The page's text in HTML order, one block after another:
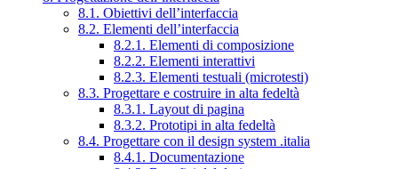
8.1. Obiettivi dell’interfaccia
8.2. Elementi dell’interfaccia
8.2.1. Elementi di composizione
8.2.2. Elementi interattivi
8.2.3. Elementi testuali (microtesti)
8.3. Progettare e costruire in alta fedeltà
8.3.1. Layout di pagina
8.3.2. Prototipi in alta fedeltà
8.4. Progettare con il design system .italia
8.4.1. Documentazione